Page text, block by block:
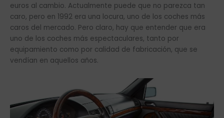
euros al cambio. Actualmente puede que no parezca tan
caro, pero en 1992 era una locura, uno de los coches más
caros del mercado. Pero claro, hay que entender que era
uno de los coches más espectaculares, tanto por
equipamiento como por calidad de fabricación, que se
vendían en aquellos años.